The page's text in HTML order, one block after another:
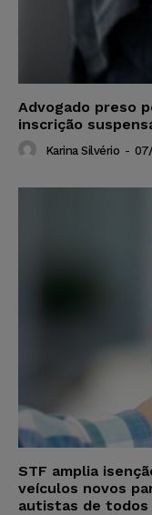
Advogado preso
inscrição
Karina Silvério -
STF amplia
veículos novos
autistas de todos